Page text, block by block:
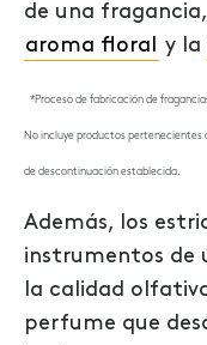
de una
aroma floral y la
*Proceso de fabricación de
No incluye productos pertenecientes
de descontinuación establecida.
Además, los
instrumentos de
la calidad
perfume que